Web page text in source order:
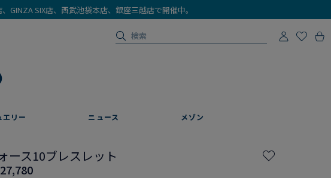
SIX店、西武池袋本店、銀座三越店で開催中。
エリー ニュース メゾン
ース10ブレスレット